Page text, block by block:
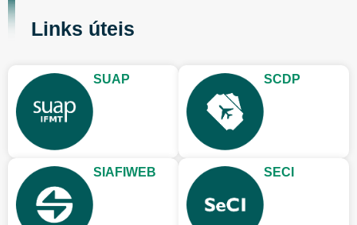
Links úteis
SUAP SCDP
SIAFIWEB SECI